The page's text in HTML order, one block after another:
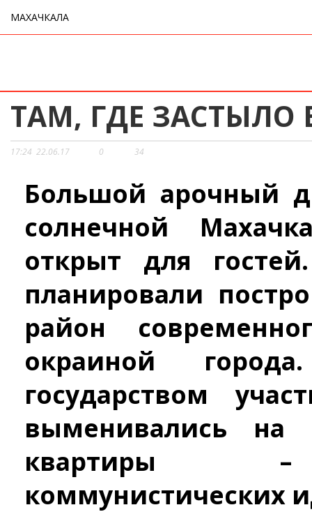
МАХАЧКАЛА
ТАМ, ГДЕ ЗАСТЫЛО
17:24 22.06.17 0 34
Большой арочный
солнечной
открыт для
планировали
район
окраиной
государством
выменивались на
квартиры –
коммунистических